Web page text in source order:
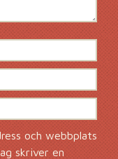
och webbplats
skriver en